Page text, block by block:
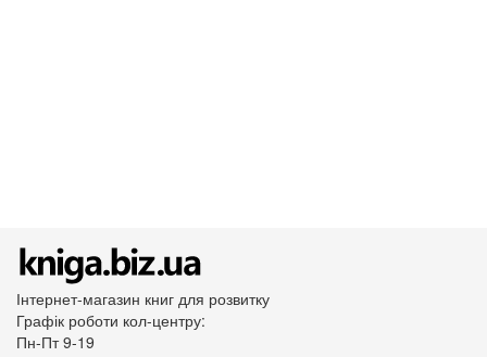
Інтернет-магазин книг для розвитку
Графік роботи кол-центру:
Пн-Пт 9-19